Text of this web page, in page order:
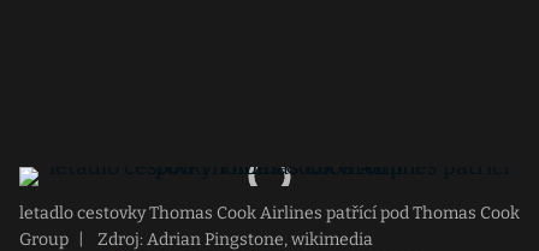
letadlo cestovky Thomas Cook Airlines patřící pod Thomas Cook
Group
Zdroj: Adrian Pingstone, wikimedia